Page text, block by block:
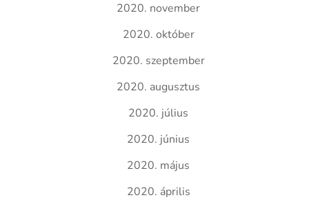
2020. november
2020. október
2020. szeptember
2020. augusztus
2020. július
2020. június
2020. május
2020. április